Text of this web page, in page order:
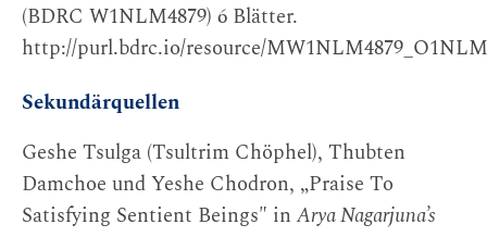
(BDRC W1NLM4879) 6 Blätter.
http://purl.bdrc.io/resource/
Sekundärquellen
Geshe Tsulga (Tsultrim Chöphel), Thubten
Damchoe und Yeshe Chodron, „Praise To
Satisfying Sentient Beings″ in Arya Nagarjuna’s